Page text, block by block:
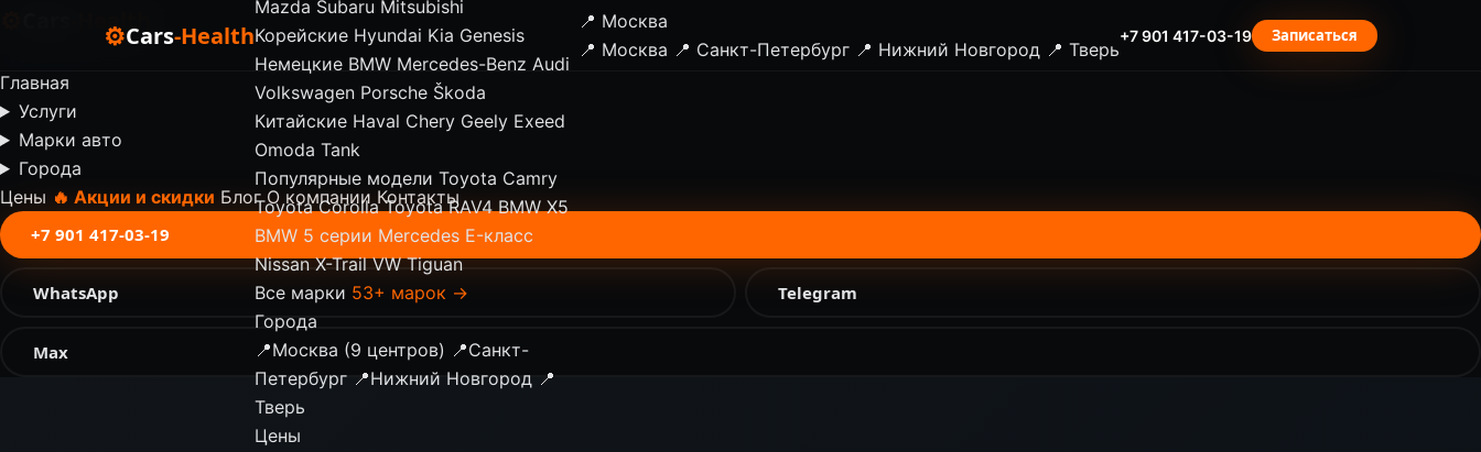
⚙Cars-Health
Mazda Subaru Mitsubishi
Корейские Hyundai Kia Genesis
Немецкие BMW Mercedes-Benz Audi
Volkswagen Porsche Škoda
Китайские Haval Chery Geely Exeed
Omoda Tank
Популярные модели Toyota Camry
Toyota Corolla Toyota RAV4 BMW X5
BMW 5 серии Mercedes E-класс
Nissan X-Trail VW Tiguan
Все марки 53+ марок →
Города
📍Москва (9 центров) 📍Санкт-
Петербург 📍Нижний Новгород 📍
Тверь
Цены
📍 Москва
📍 Москва 📍 Санкт-Петербург 📍 Нижний Новгород 📍 Тверь
+7 901 417-03-19 Записаться
-Health
Главная
Услуги
Марки авто
Города
Цены 🔥 Акции и скидки Блог О компании Контакты
+7 901 417-03-19
WhatsApp Telegram
Max